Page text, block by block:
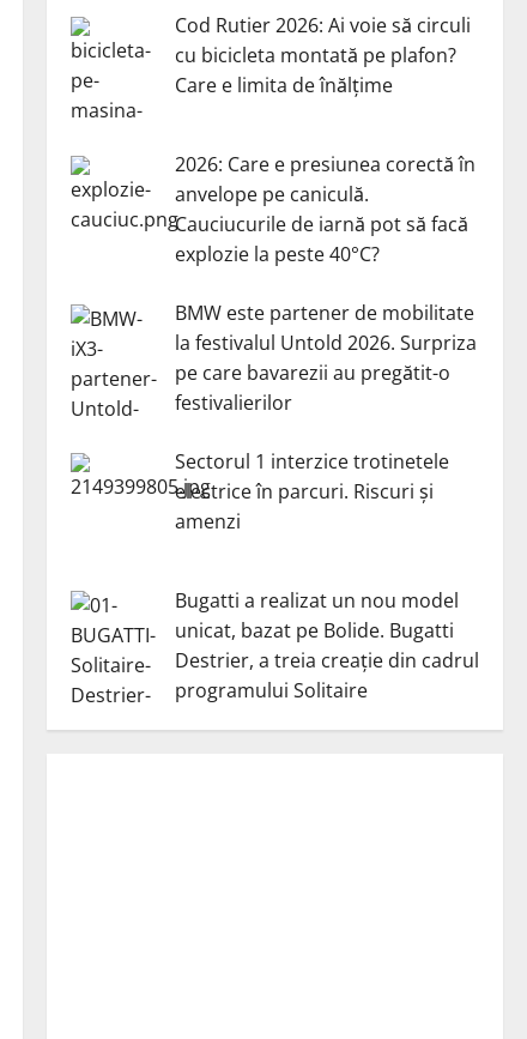
Cod Rutier 2026: Ai voie să circuli
cu bicicleta montată pe plafon?
Care e limita de înălțime
2026: Care e presiunea corectă în
anvelope pe caniculă.
Cauciucurile de iarnă pot să facă
explozie la peste 40°C?
BMW este partener de mobilitate
la festivalul Untold 2026. Surpriza
pe care bavarezii au pregătit-o
festivalierilor
Sectorul 1 interzice trotinetele
electrice în parcuri. Riscuri și
amenzi
Bugatti a realizat un nou model
unicat, bazat pe Bolide. Bugatti
Destrier, a treia creație din cadrul
programului Solitaire